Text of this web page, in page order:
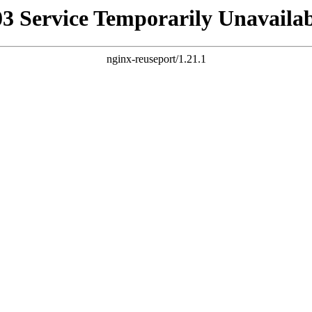
Service Temporarily
nginx-reuseport/1.21.1